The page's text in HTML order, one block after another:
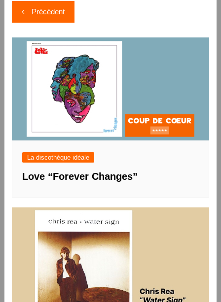
Navigation
de
l’article
Précédent
La discothèque idéale
Love “Forever Changes”